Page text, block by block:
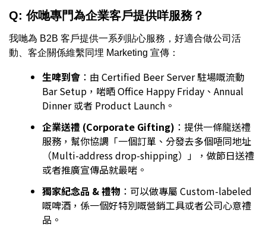
Q: 你哋專門為企業客戶提供咩服務？
我哋為 B2B 客戶提供一系列貼心服務，好適合做公司活
動、客企關係維繫同埋 Marketing 宣傳：
生啤到會 ：由 Certified Beer Server 駐場嘅流動
Bar Setup，啱晒 Office Happy Friday、Annual
Dinner 或者 Product Launch。
企業送禮 (Corporate Gifting) ：提供一條龍送禮
服務，幫你協調「一個訂單、分發去多個唔同地址
（Multi-address drop-shipping）」，做節日送禮
或者推廣宣傳品就最啱。
獨家紀念品 & 禮物 ：可以做專屬 Custom-labeled
嘅啤酒，係一個好特別嘅營銷工具或者公司心意禮
品。